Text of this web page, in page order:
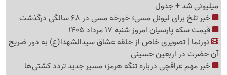
میلیونی شد + جدول
خبر تلخ برای لیونل مسی؛ خورخه مسی در 68 سالگی درگذشت
قیمت سکه پارسیان امروز شنبه 17 مرداد 1405
نورنما | تصویری خاص از حلقه عشاق سیدالشهدا(ع) به دور ضریح
آن حضرت در اربعین حسینی
خبر مهم عراقچی درباره تنگه هرمز؛ مسیر جدید تردد کشتی‌ها